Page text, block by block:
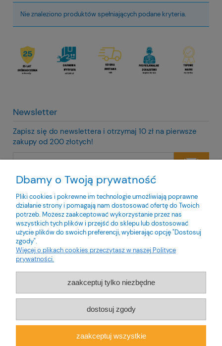
Nie znaleziono produktów spełniających podane kryteria.
Newsletter
Zapisz się do newslettera i otrzymaj 10 zł na pierwsze
zakupy od 200 złotych!
Twoje dane będą przetwarzane zgodnie z nasząpolityką
prywatności
Pomoc
Moje konto
Dbamy o Twoją prywatność
Pliki cookies i pokrewne im technologie umożliwiają poprawne
działanie strony i pomagają nam dostosować ofertę do Twoich
potrzeb. Możesz zaakceptować wykorzystanie przez nas
wszystkich tych plików i przejść do sklepu lub dostosować
użycie plików do swoich preferencji, wybierając opcję "Dostosuj
zgody".
Więcej o plikach cookies przeczytasz w naszej Polityce
prywatności.
zaakceptuj tylko niezbędne
dostosuj zgody
zaakceptuj wszystkie